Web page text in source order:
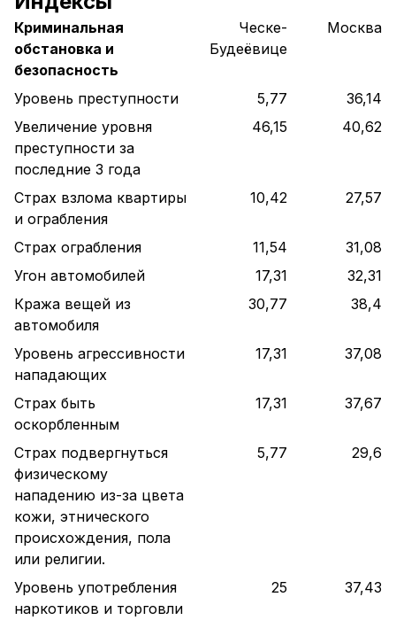
Криминальная
обстановка и
безопасность
Ческе-
Будеёвице
Москва
Уровень преступности 5,77
36,14
Увеличение уровня
преступности за
последние 3 года
46,15 40,62
Страх взлома квартиры
и ограбления
10,42 27,57
Страх ограбления 11,54
31,08
Угон автомобилей
17,31
32,31
Кража вещей из
автомобиля
30,77 38,4
Уровень агрессивности
нападающих
17,31 37,08
Страх быть
оскорбленным
17,31 37,67
Страх подвергнуться
физическому
нападению из-за цвета
кожи, этнического
происхождения, пола
или религии.
5,77 29,6
Уровень употребления
наркотиков и торговли
25 37,43